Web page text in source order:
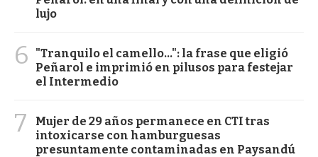
lujo
6
"Tranquilo el camello...": la frase que eligió
Peñarol e imprimió en pilusos para festejar
el Intermedio
7
Mujer de 29 años permanece en CTI tras
intoxicarse con hamburguesas
presuntamente contaminadas en Paysandú